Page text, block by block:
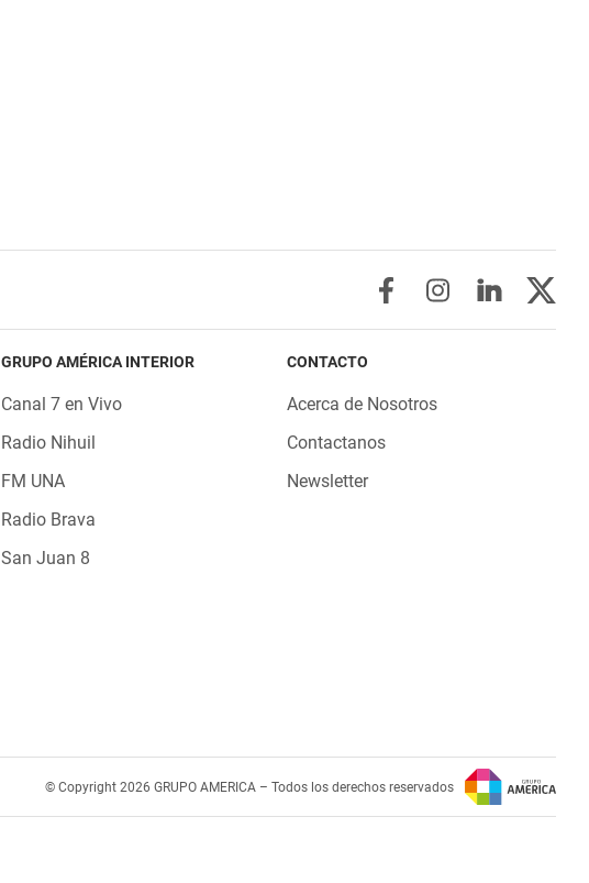
GRUPO AMÉRICA INTERIOR
Canal 7 en Vivo
Radio Nihuil
FM UNA
Radio Brava
San Juan 8
CONTACTO
Acerca de Nosotros
Contactanos
Newsletter
© Copyright 2026 GRUPO AMERICA – Todos los derechos reservados